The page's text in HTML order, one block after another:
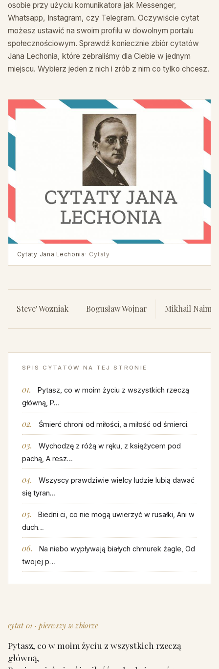
osobie przy użyciu komunikatora jak Messenger,
Whatsapp, Instagram, czy Telegram. Oczywiście cytat
możesz ustawić na swoim profilu w dowolnym portalu
społecznościowym. Sprawdź koniecznie zbiór cytatów
Jana Lechonia, które zebraliśmy dla Ciebie w jednym
miejscu. Wybierz jeden z nich i zrób z nim co tylko chcesz.
Cytaty Jana Lechonia · Cytaty
Steve' Wozniak Bogusław Wojnar Mikhail
SPIS CYTATÓW NA TEJ STRONIE
Pytasz, co w moim życiu z wszystkich rzeczą
główną, P…
Śmierć chroni od miłości, a miłość od śmierci.
Wychodzę z różą w ręku, z księżycem pod
pachą, A resz…
Wszyscy prawdziwie wielcy ludzie lubią dawać
się tyran…
Biedni ci, co nie mogą uwierzyć w rusałki, Ani w
duch…
Na niebo wypływają białych chmurek żagle, Od
twojej p…
cytat 01 · pierwszy w zbiorze
Pytasz, co w moim życiu z wszystkich rzeczą
główną,